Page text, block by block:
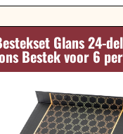
Glans 24-
Bestek voor 6